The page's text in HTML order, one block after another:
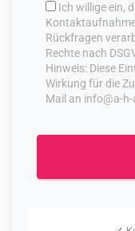
Ich willige ein,
Rückfragen
Rechte nach
Hinweis: Diese
Wirkung für die
Mail an info@a-